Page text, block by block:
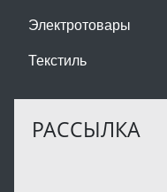
Электротовары
Текстиль
РАССЫЛКА